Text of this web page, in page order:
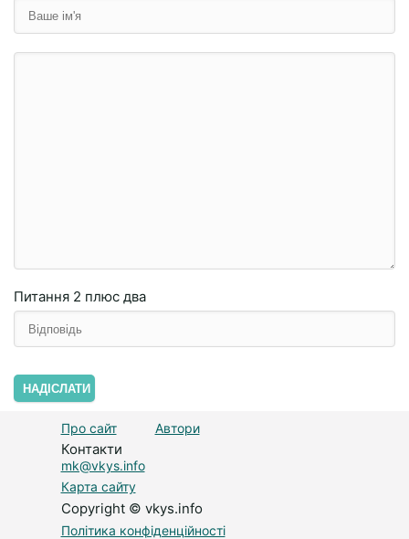
Питання 2 плюc двa
НАДІСЛАТИ
Про сайт Автори
Контакти
mk@vkys.info
Карта сайту
Copyright © vkys.info
Політика конфіденційності